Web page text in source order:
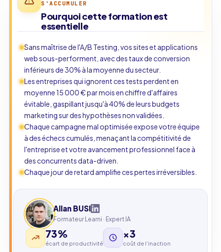
S'ACCUMULER
Pourquoi cette formation est
essentielle
Sans maîtrise de l'A/B Testing, vos sites et applications
web sous-performent, avec des taux de conversion
inférieurs de 30% à la moyenne du secteur.
Les entreprises qui ignorent ces tests perdent en
moyenne 15 000 € par mois en chiffre d'affaires
évitable, gaspillant jusqu'à 40% de leurs budgets
marketing sur des hypothèses non validées.
Chaque campagne mal optimisée expose votre équipe
à des échecs cumulés, menaçant la compétitivité de
l'entreprise et votre avancement professionnel face à
des concurrents data-driven.
Chaque jour de retard amplifie ces pertes irréversibles.
Allan BUSI
Formateur Learni · Expert IA
73%
écart de productivité
×3
coût de l'inaction